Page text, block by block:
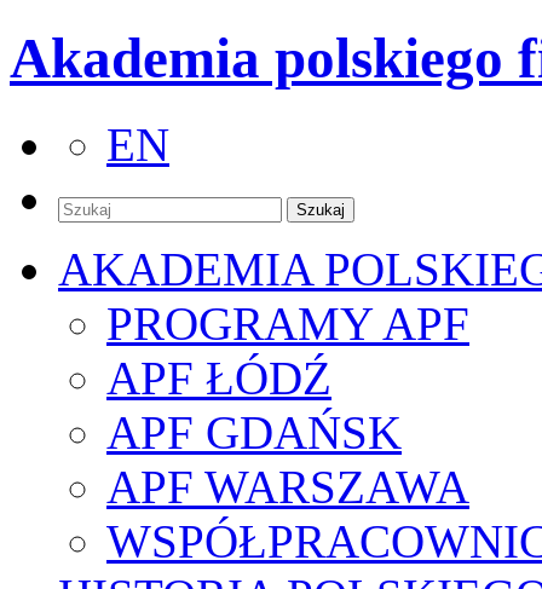
Akademia polskiego
EN
AKADEMIA
PROGRAMY APF
APF ŁÓDŹ
APF GDAŃSK
APF WARSZAWA